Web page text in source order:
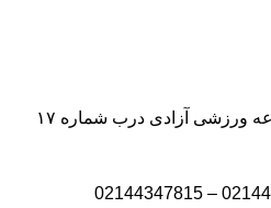
ورزشی آزادی درب شماره ۱۷